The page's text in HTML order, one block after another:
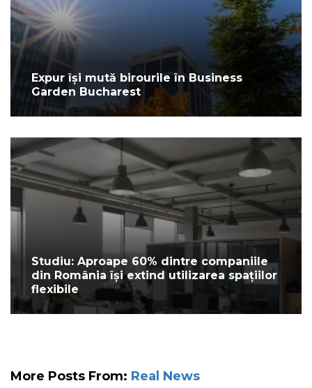
Expur își mută birourile în Business
Garden Bucharest
Studiu: Aproape 60% dintre companiile
din România își extind utilizarea spațiilor
flexibile
More Posts From: Real News